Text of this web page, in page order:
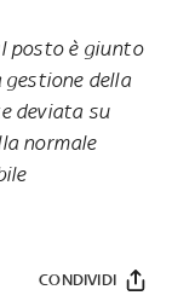
posto è giunto
gestione della
deviata su
normale
CONDIVIDI